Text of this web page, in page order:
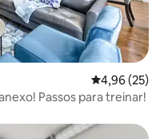
4,96 de uma
4,96 (25)
Passos para treinar!